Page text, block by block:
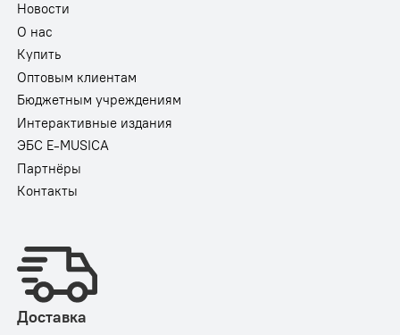
Новости
О нас
Купить
Оптовым клиентам
Бюджетным учреждениям
Интерактивные издания
ЭБС E-MUSICA
Партнёры
Контакты
Доставка